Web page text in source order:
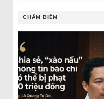
CHÂM BIẾM